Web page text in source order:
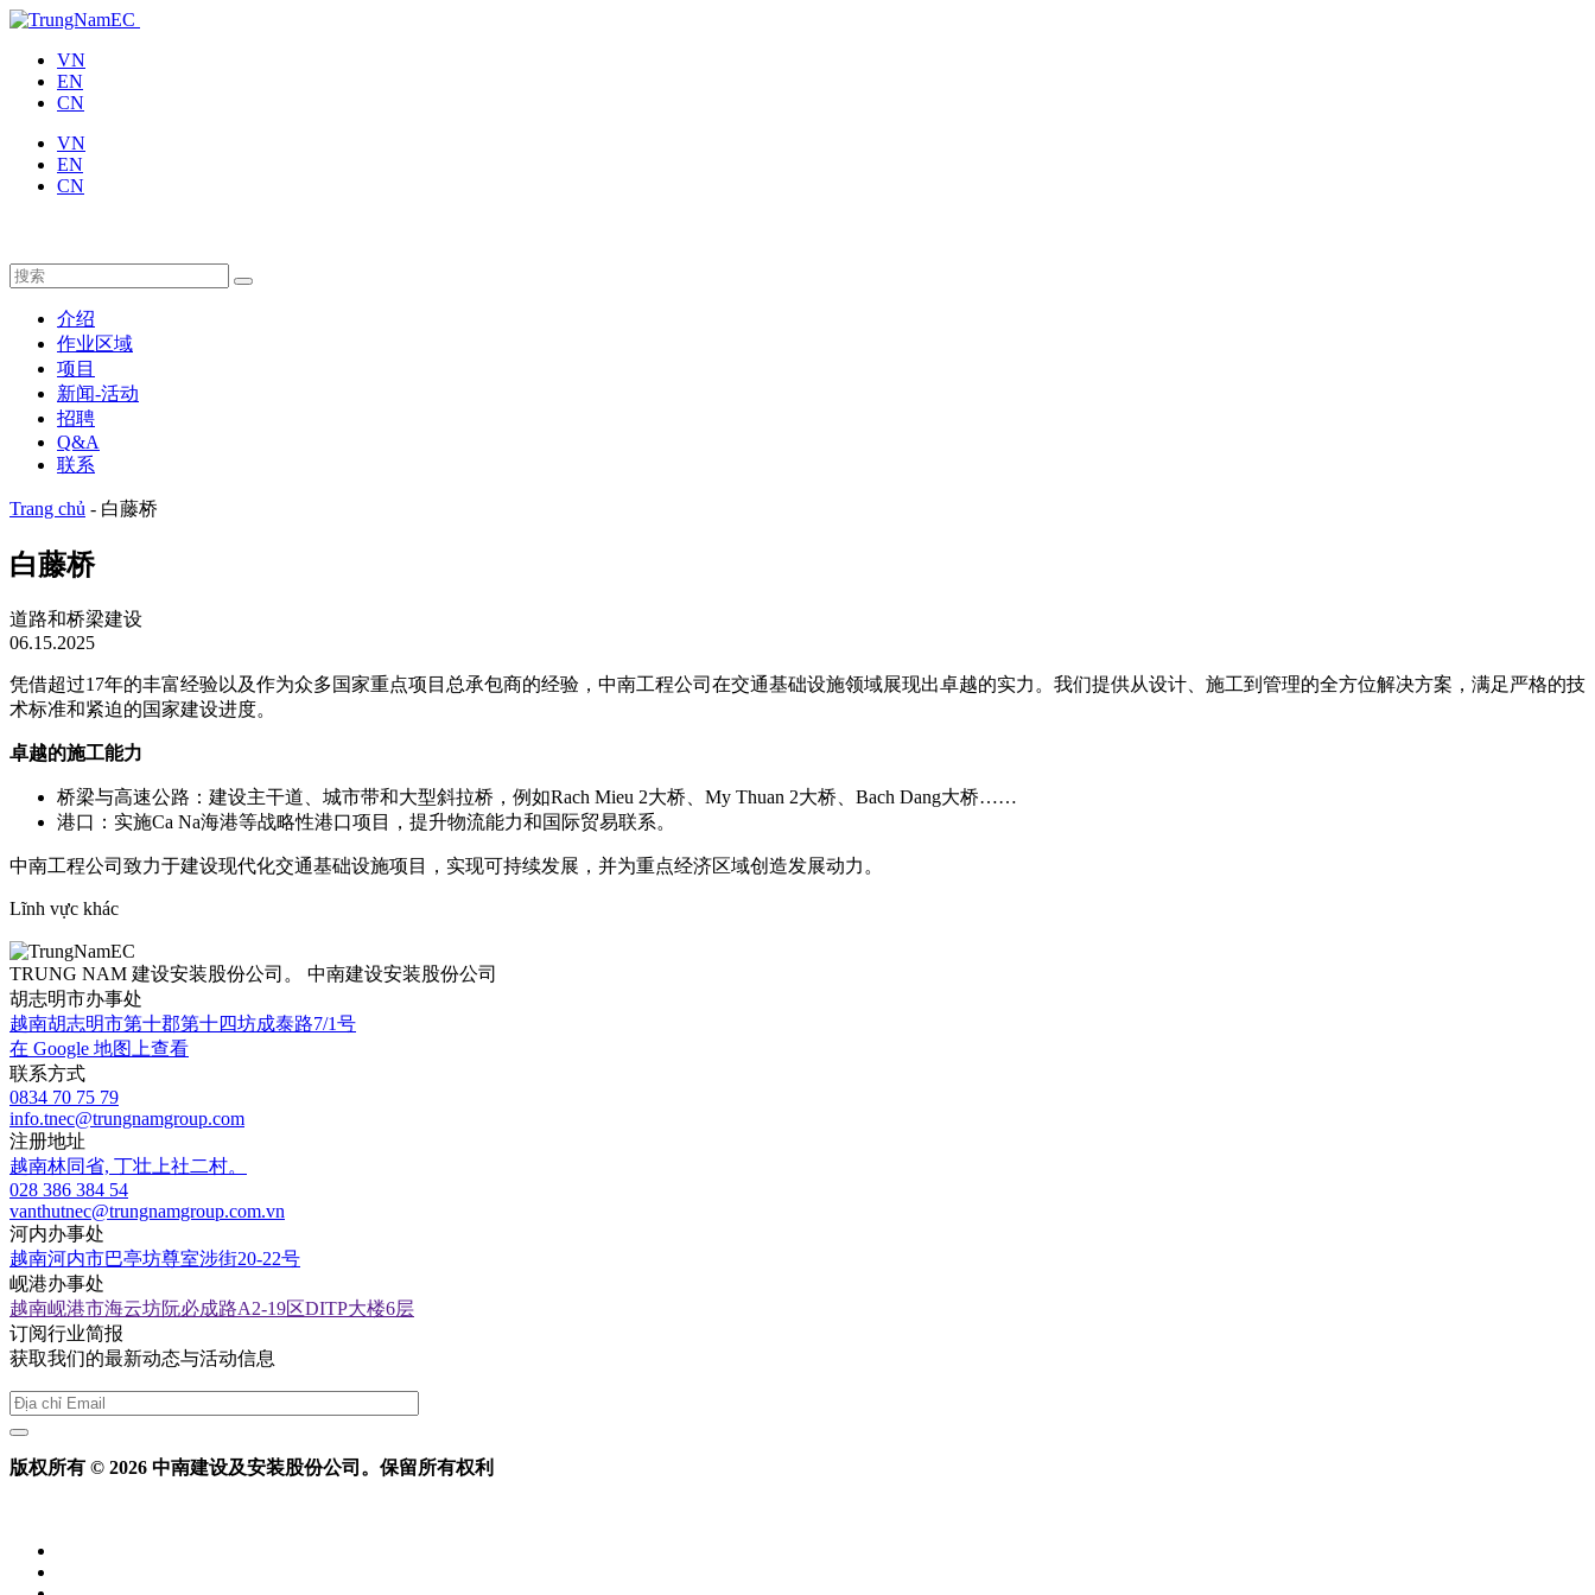
VN
EN
CN
VN
EN
CN
介绍
作业区域
项目
新闻-活动
招聘
Q&A
联系
Trang chủ - 白藤桥
白藤桥
道路和桥梁建设
06.15.2025
凭借超过17年的丰富经验以及作为众多国家重点项目总承包商的经验，中南工程公司在交通基础设施领域展现出卓越的实力。我们提供从设计、施工到管理的全方位解决方案，满足严格的技
术标准和紧迫的国家建设进度。
卓越的施工能力
桥梁与高速公路：建设主干道、城市带和大型斜拉桥，例如Rach Mieu 2大桥、My Thuan 2大桥、Bach Dang大桥……
港口：实施Ca Na海港等战略性港口项目，提升物流能力和国际贸易联系。
中南工程公司致力于建设现代化交通基础设施项目，实现可持续发展，并为重点经济区域创造发展动力。
Lĩnh vực khác
TRUNG NAM 建设安装股份公司。 中南建设安装股份公司
胡志明市办事处
越南胡志明市第十郡第十四坊成泰路7/1号
在 Google 地图上查看
联系方式
0834 70 75 79
info.tnec@trungnamgroup.com
注册地址
越南林同省, 丁壮上社二村。
028 386 384 54
vanthutnec@trungnamgroup.com.vn
河内办事处
越南河内市巴亭坊尊室涉街20-22号
岘港办事处
越南岘港市海云坊阮必成路A2-19区DITP大楼6层
订阅行业简报
获取我们的最新动态与活动信息
版权所有 © 2026 中南建设及安装股份公司。保留所有权利